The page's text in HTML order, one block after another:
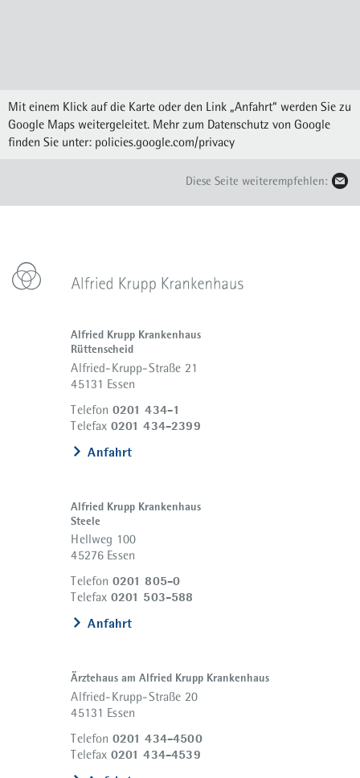
Mit einem Klick auf die Karte oder den Link „Anfahrt“ werden Sie zu
Google Maps weitergeleitet. Mehr zum Datenschutz von Google
finden Sie unter: policies.google.com/privacy
Diese Seite weiterempfehlen:
Alfried Krupp Krankenhaus
Rüttenscheid
Alfried-Krupp-Straße 21
45131 Essen
Telefon 0201 434-1
Telefax 0201 434-2399
Anfahrt
Alfried Krupp Krankenhaus
Steele
Hellweg 100
45276 Essen
Telefon 0201 805-0
Telefax 0201 503-588
Anfahrt
Ärztehaus am Alfried Krupp Krankenhaus
Alfried-Krupp-Straße 20
45131 Essen
Telefon 0201 434-4500
Telefax 0201 434-4539